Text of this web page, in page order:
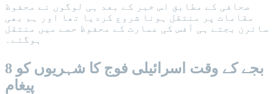
صحافی کے مطابق اس خبر کے بعد ہی لوگوں نے محفوظ
مقامات پر منتقل ہونا شروع کردیا تھا اور ہم بھی
سائرن بجتے ہی آفس کی عمارت کے محفوظ حصے میں منتقل
ہوگئے۔
8 بجے کے وقت اسرائیلی فوج کا شہریوں کو
پیغام